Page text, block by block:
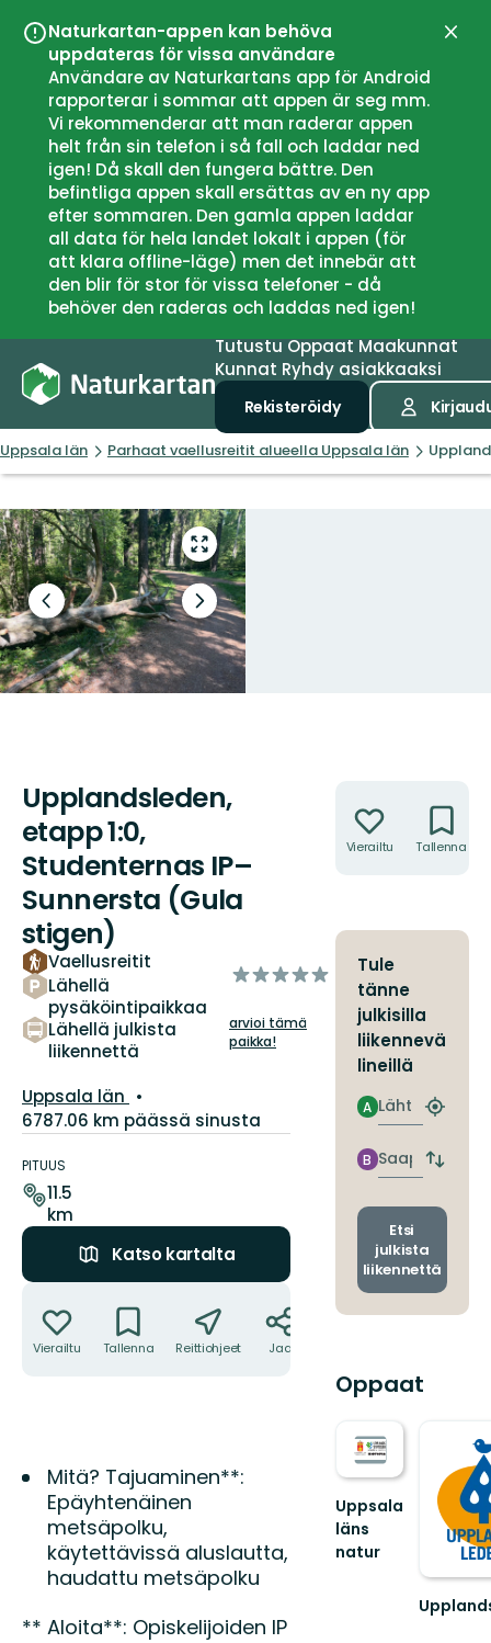
Naturkartan-appen kan behöva
uppdateras för vissa användare
Användare av Naturkartans app för Android
rapporterar i sommar att appen är seg mm.
Vi rekommenderar att man raderar appen
helt från sin telefon i så fall och laddar ned
igen! Då skall den fungera bättre. Den
befintliga appen skall ersättas av en ny app
efter sommaren. Den gamla appen laddar
all data för hela landet lokalt i appen (för
att klara offline-läge) men det innebär att
den blir för stor för vissa telefoner - då
behöver den raderas och laddas ned igen!
Sulje
TutustuOppaatMaakunnat
Kunnat Ryhdy asiakkaaksi
Rekisteröidy
Uppsala län Parhaat vaellusreitit alueella Uppsala län
Siirry
koko
näytön
alueelle
Edellinen
dia
Seuraava
dia
Upplandsleden,
etapp 1:0,
Studenternas IP–
Sunnersta (Gula
stigen)
Vaellusreitit
Lähellä
pysäköintipaikkaa
Lähellä julkista
liikennettä
/5
arvioi tämä
paikka!
Kunta:
Uppsala län
6787.06 km päässä sinusta
yksityiskohdat
PITUUS
11.5
km
Katso kartalta
Vierailtu Tallenna Reittiohjeet Jaa
Kuvaus
Mitä? Tajuaminen**:
Epäyhtenäinen
metsäpolku,
käytettävissä aluslautta,
haudattu metsäpolku
** Aloita**: Opiskelijoiden IP
Vierailtu Tallenna
Tule
tänne
julkisilla
liikennevä
lineillä
Lähtö
A
Etsi
pysäkki
Saapuminen
B
Vaihda
ja
Etsi
julkista
liikennettä
Oppaat
Uppsala
läns
natur
Välkommen